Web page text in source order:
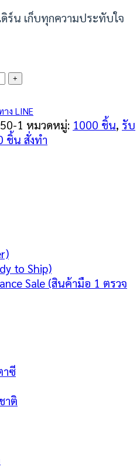
ร์น เก็บทุกความประทับใจ
ง LINE
1 หมวดหมู่: 1000 ชิ้น, รับ
ชิ้น สั่งทำ
to Ship)
Sale (สินค้ามือ 1 ตรวจ
าซี
าติ